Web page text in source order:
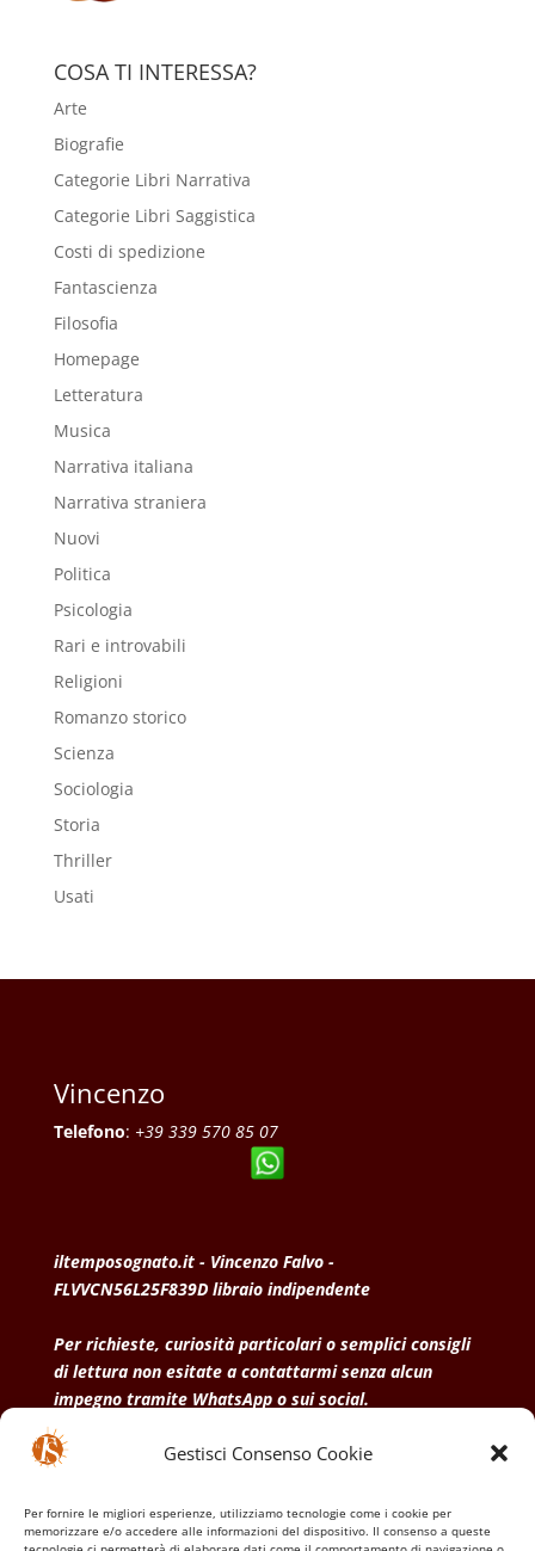
Gestisci Consenso Cookie
Per fornire le migliori esperienze, utilizziamo tecnologie come i cookie per
memorizzare e/o accedere alle informazioni del dispositivo. Il consenso a queste
COSA TI INTERESSA?
Arte
Biografie
Categorie Libri Narrativa
Categorie Libri Saggistica
Costi di spedizione
Fantascienza
Filosofia
Homepage
Letteratura
Musica
Narrativa italiana
Narrativa straniera
Nuovi
Politica
Psicologia
Rari e introvabili
Religioni
Romanzo storico
Scienza
Sociologia
Storia
Thriller
Usati
Vincenzo
Telefono: +39 339 570 85 07
iltemposognato.it - Vincenzo Falvo -
FLVVCN56L25F839D libraio indipendente
Per richieste, curiosità particolari o semplici consigli
di lettura non esitate a contattarmi senza alcun
impegno tramite WhatsApp o sui social.
• Condizioni generali di vendita